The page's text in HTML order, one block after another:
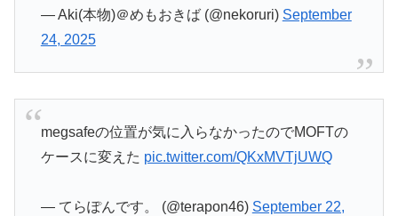
— Aki(本物)＠めもおきば (@nekoruri) September
24, 2025
megsafeの位置が気に入らなかったのでMOFTの
ケースに変えた pic.twitter.com/QKxMVTjUWQ
— てらぽんです。 (@terapon46) September 22,